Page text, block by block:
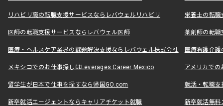
リハビリ職の転職支援サービスならレバウェルリハビリ 栄養士の転
医師の転職支援サービスならレバウェル医師 薬剤師の転
医療・ヘルスケア業界の課題解決支援ならレバウェル株式会社 医療看護介
メキシコでのお仕事探しはLeverages Career Mexico アメリカで
留学生が日本で仕事を探すなら帰国GO.com 就活・転職
新卒就活エージェントならキャリアチケット就職 新卒就活無料